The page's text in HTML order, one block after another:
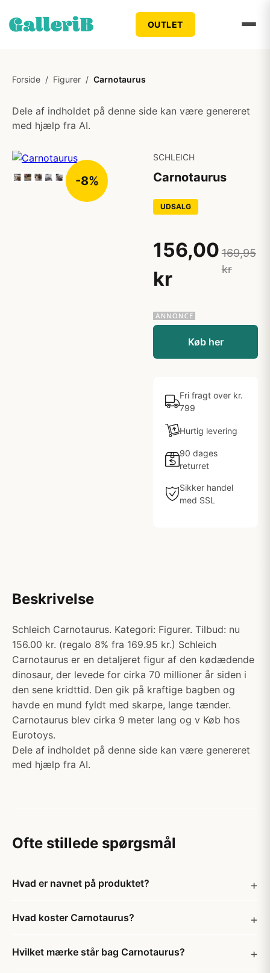
OUTLET
Forside / Figurer / Carnotaurus
Dele af indholdet på denne side kan være genereret
med hjælp fra AI.
-8%
SCHLEICH
Carnotaurus
UDSALG
156,00
kr
169,95
kr
Køb her
Fri fragt over kr.
799
Hurtig levering
90 dages
returret
Sikker handel
med SSL
Beskrivelse
Schleich Carnotaurus. Kategori: Figurer. Tilbud: nu
156.00 kr. (regalo 8% fra 169.95 kr.) Schleich
Carnotaurus er en detaljeret figur af den kødædende
dinosaur, der levede for cirka 70 millioner år siden i
den sene kridttid. Den gik på kraftige bagben og
havde en mund fyldt med skarpe, lange tænder.
Carnotaurus blev cirka 9 meter lang og v Køb hos
Eurotoys.
Dele af indholdet på denne side kan være genereret
med hjælp fra AI.
Ofte stillede spørgsmål
Hvad er navnet på produktet?
Hvad koster Carnotaurus?
Hvilket mærke står bag Carnotaurus?